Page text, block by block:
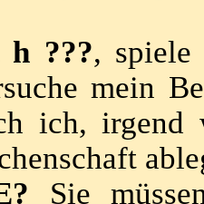
???,
mein
ich, irgend
Sie